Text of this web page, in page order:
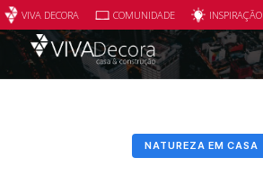
VIVA DECORA COMUNIDADE INSPIRAÇÃO
NATUREZA EM CASA